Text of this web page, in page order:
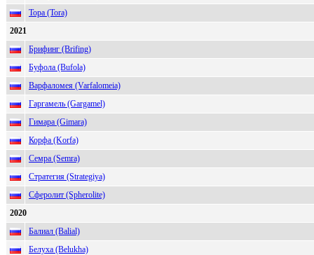
Тора (Tora)
2021
Брифинг (Brifing)
Буфола (Bufola)
Варфаломея (Varfalomeia)
Гаргамель (Gargamel)
Гимара (Gimara)
Корфа (Korfa)
Семра (Semra)
Стратегия (Strategiya)
Сферолит (Spherolite)
2020
Балиал (Balial)
Белуха (Belukha)